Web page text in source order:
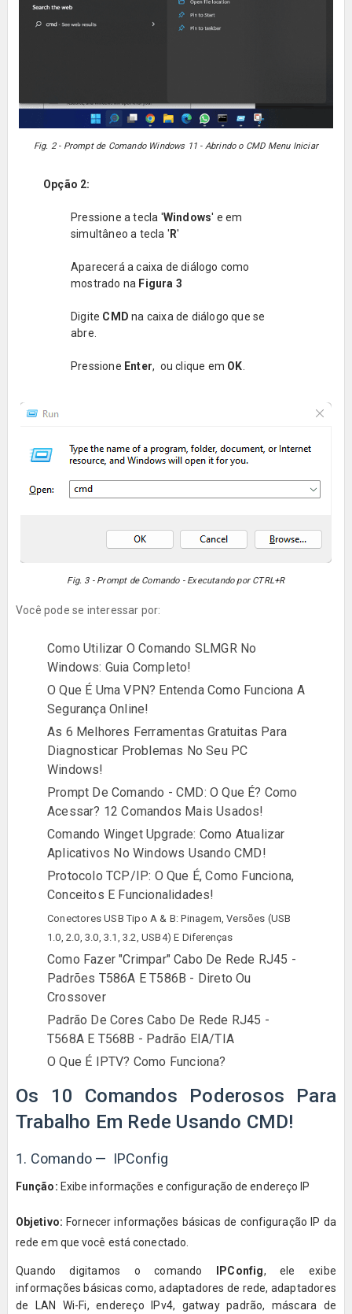
Fig. 2 - Prompt de Comando Windows 11 - Abrindo o CMD Menu Iniciar
Opção 2:
Pressione a tecla 'Windows' e em
simultâneo a tecla 'R'
Aparecerá a caixa de diálogo como
mostrado na Figura 3
Digite CMD na caixa de diálogo que se
abre.
Pressione Enter, ou clique em OK
Fig. 3 - Prompt de Comando - Executando por CTRL+R
Você pode se interessar por:
Como Utilizar O Comando SLMGR No
Windows: Guia Completo!
O Que É Uma VPN? Entenda Como Funciona A
Segurança Online!
As 6 Melhores Ferramentas Gratuitas Para
Diagnosticar Problemas No Seu PC
Windows!
Prompt De Comando - CMD: O Que É? Como
Acessar? 12 Comandos Mais Usados!
Comando Winget Upgrade: Como Atualizar
Aplicativos No Windows Usando CMD!
Protocolo TCP/IP: O Que É, Como Funciona,
Conceitos E Funcionalidades!
Conectores USB Tipo A & B: Pinagem, Versões (USB
1.0, 2.0, 3.0, 3.1, 3.2, USB4) E Diferenças
Como Fazer "Crimpar" Cabo De Rede RJ45 -
Padrões T586A E T586B - Direto Ou
Crossover
Padrão De Cores Cabo De Rede RJ45 -
T568A E T568B - Padrão EIA/TIA
O Que É IPTV? Como Funciona?
Os 10 Comandos Poderosos Para
Trabalho Em Rede Usando CMD!
1. Comando — IPConfig
Função: Exibe informações e configuração de endereço IP
Objetivo:Fornecer informações básicas de configuração IP da
rede em que você está conectado.
Quando digitamos o comando IPConfig, ele exibe
informações básicas como, adaptadores de rede, adaptadores
de LAN Wi-Fi, endereço IPv4, gatway padrão, máscara de